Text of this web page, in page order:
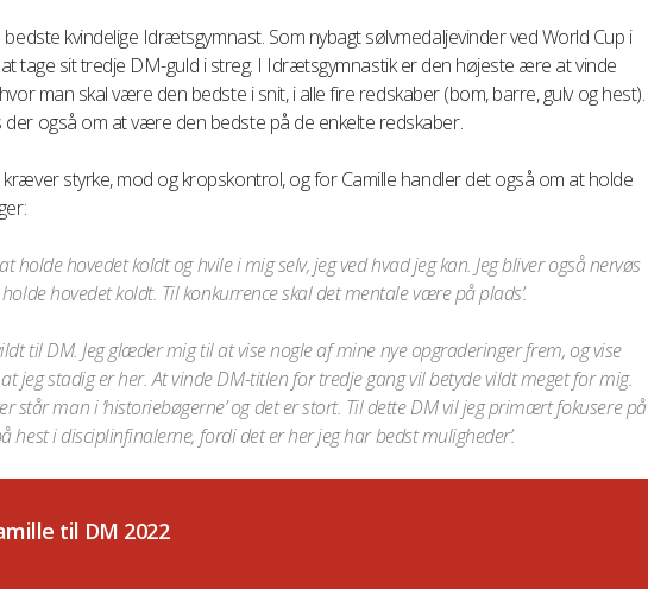
kvindelige Idrætsgymnast. Som nybagt sølvmedaljevinder ved World Cup i
tage sit tredje DM-guld i streg. I Idrætsgymnastik er den højeste ære at vinde
man skal være den bedste i snit, i alle fire redskaber (bom, barre, gulv og hest).
også om at være den bedste på de enkelte redskaber.
styrke, mod og kropskontrol, og for Camille handler det også om at holde
holde hovedet koldt og hvile i mig selv, jeg ved hvad jeg kan. Jeg bliver også nervøs
hovedet koldt. Til konkurrence skal det mentale være på plads’.
til DM. Jeg glæder mig til at vise nogle af mine nye opgraderinger frem, og vise
jeg stadig er her. At vinde DM-titlen for tredje gang vil betyde vildt meget for mig.
står man i ’historiebøgerne’ og det er stort. Til dette DM vil jeg primært fokusere på
hest i disciplinfinalerne, fordi det er her jeg har bedst muligheder’.
til DM 2022